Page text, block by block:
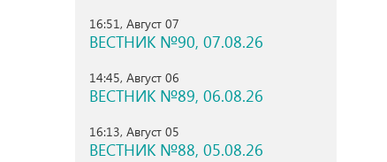
16:51, Август 07
ВЕСТНИК №90, 07.08.26
14:45, Август 06
ВЕСТНИК №89, 06.08.26
16:13, Август 05
ВЕСТНИК №88, 05.08.26